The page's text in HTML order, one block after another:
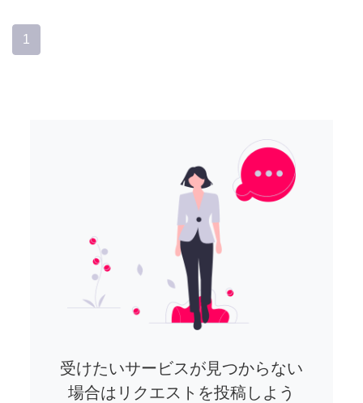
1
受けたいサービスが見つからない
場合はリクエストを投稿しよう